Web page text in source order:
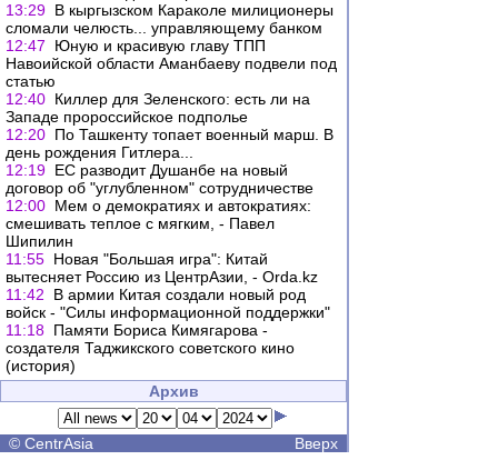
13:29 В кыргызском Караколе милиционеры
сломали челюсть... управляющему банком
12:47
Юную и красивую главу ТПП
Навоийской области Аманбаеву подвели под
статью
12:40 Киллер для Зеленского: есть ли на
Западе пророссийское подполье
12:20 По Ташкенту топает военный марш. В
день рождения Гитлера...
12:19 ЕС разводит Душанбе на новый
договор об "углубленном" сотрудничестве
12:00 Мем о демократиях и автократиях:
смешивать теплое с мягким, - Павел
Шипилин
11:55 Новая "Большая игра": Китай
вытесняет Россию из ЦентрАзии, - Orda.kz
11:42
В армии Китая создали новый род
войск - "Силы информационной поддержки"
11:18 Памяти Бориса Кимягарова -
создателя Таджикского советского кино
(история)
Архив
© CentrAsia Вверх